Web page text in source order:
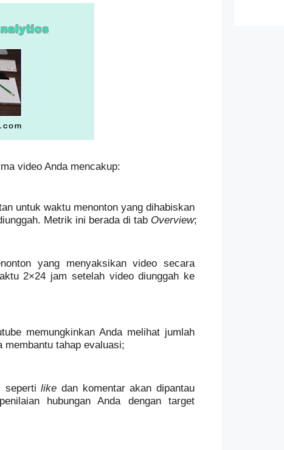
video Anda mencakup:
Metrik ini berada di tab Overview;
2×24 jam setelah video diunggah ke
membantu tahap evaluasi;
seperti like dan komentar akan dipantau
hubungan Anda dengan target